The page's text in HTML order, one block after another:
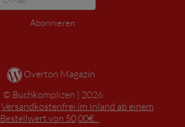
Abonnieren
Overton Magazin
Buchkomplizen
2026
Versandkostenfrei im Inland ab einem
Bestellwert von 50,00€.